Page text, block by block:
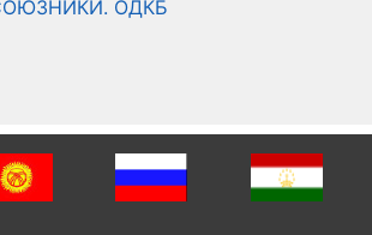
ОДКБ